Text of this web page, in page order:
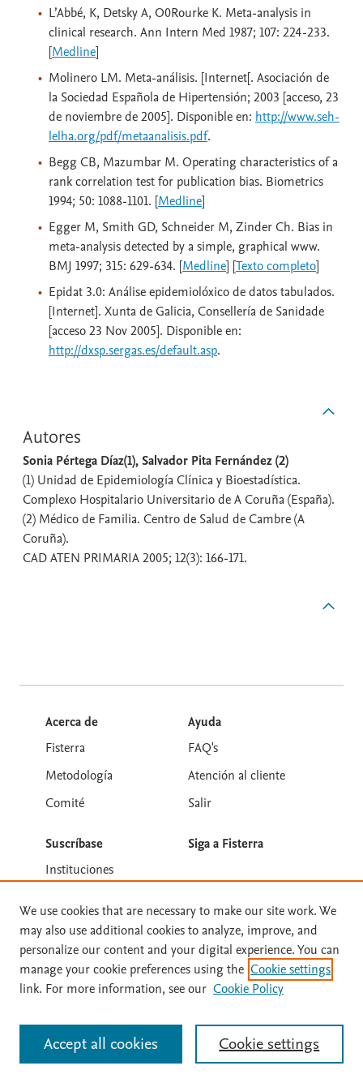
L’Abbé, K, Detsky A, O0Rourke K. Meta-analysis in
clinical research. Ann Intern Med 1987; 107: 224-233.
[Medline]
Molinero LM. Meta-análisis. [Internet[. Asociación de
la Sociedad Española de Hipertensión; 2003 [acceso, 23
de noviembre de 2005]. Disponible en: http://www.seh-
lelha.org/pdf/metaanalisis.pdf.
Begg CB, Mazumbar M. Operating characteristics of a
rank correlation test for publication bias. Biometrics
1994; 50: 1088-1101. [Medline]
Egger M, Smith GD, Schneider M, Zinder Ch. Bias in
meta-analysis detected by a simple, graphical www.
BMJ 1997; 315: 629-634. [Medline] [Texto completo]
Epidat 3.0: Análise epidemiolóxico de datos tabulados.
[Internet]. Xunta de Galicia, Consellería de Sanidade
[acceso 23 Nov 2005]. Disponible en:
http://dxsp.sergas.es/default.asp.
Autores
Sonia Pértega Díaz(1), Salvador Pita Fernández (2)
(1) Unidad de Epidemiología Clínica y Bioestadística.
Complexo Hospitalario Universitario de A Coruña (España).
(2) Médico de Familia. Centro de Salud de Cambre (A
Coruña).
CAD ATEN PRIMARIA 2005; 12(3): 166-171.
Acerca de
Fisterra
Metodología
Comité
Suscríbase
Instituciones
Boletines
Destacados
Guías clínicas
Medicamentos
Ayuda
FAQ's
Atención al cliente
Salir
Siga a Fisterra
Síguenos en Twitter
Suscríbete para recibir
We use cookies that are necessary to make our site work. We
may also use additional cookies to analyze, improve, and
personalize our content and your digital experience. You can
manage your cookie preferences using the Cookie settings
link. For more information, see our Cookie Policy
Cookie settings
Accept all cookies